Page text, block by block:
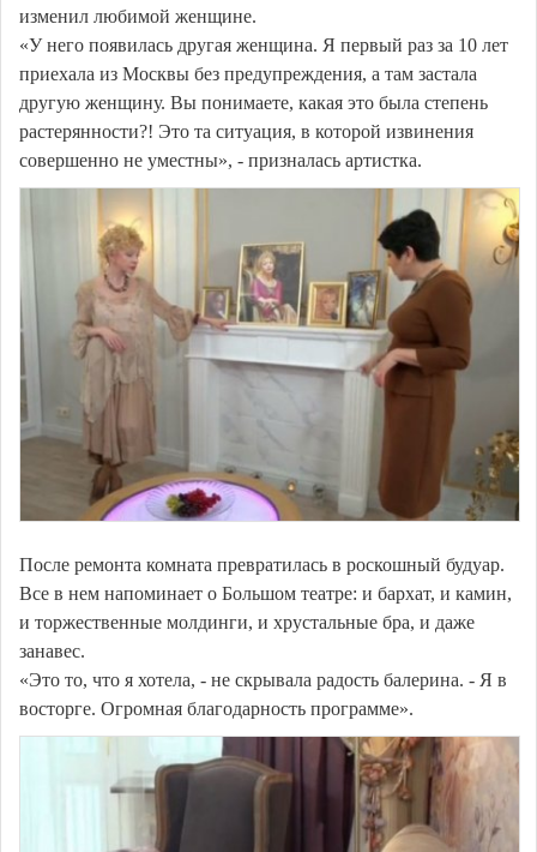
изменил любимой женщине.
«У него появилась другая женщина. Я первый раз за 10 лет
приехала из Москвы без предупреждения, а там застала
другую женщину. Вы понимаете, какая это была степень
растерянности?! Это та ситуация, в которой извинения
совершенно не уместны», - призналась артистка.
После ремонта комната превратилась в роскошный будуар.
Все в нем напоминает о Большом театре: и бархат, и камин,
и торжественные молдинги, и хрустальные бра, и даже
занавес.
«Это то, что я хотела, - не скрывала радость балерина. - Я в
восторге. Огромная благодарность программе».